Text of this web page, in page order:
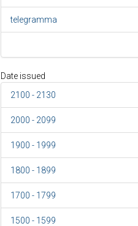
telegramma
Date issued
2100 - 2130
2000 - 2099
1900 - 1999
1800 - 1899
1700 - 1799
1500 - 1599